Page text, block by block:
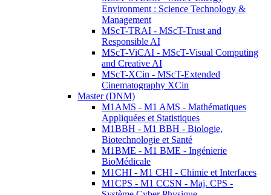
Environment : Science Technology &
Management
MScT-TRAI - MScT-Trust and
Responsible AI
MScT-ViCAI - MScT-Visual Computing
and Creative AI
MScT-XCin - MScT-Extended
Cinematography XCin
Master (DNM)
M1AMS - M1 AMS - Mathématiques
Appliquées et Statistiques
M1BBH - M1 BBH - Biologie,
Biotechnologie et Santé
M1BME - M1 BME - Ingénierie
BioMédicale
M1CHI - M1 CHI - Chimie et Interfaces
M1CPS - M1 CCSN - Maj. CPS -